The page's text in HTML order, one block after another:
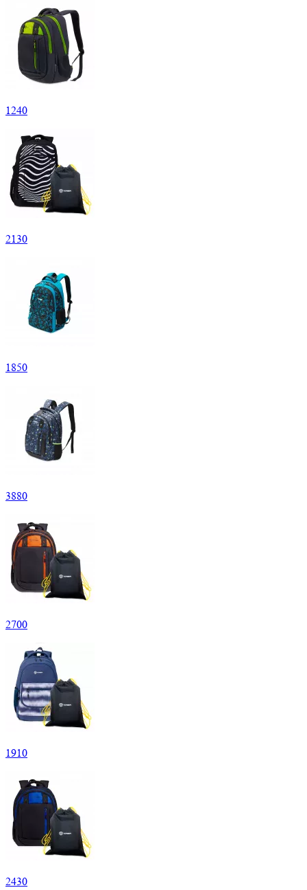
1240
2130
1850
3880
2700
1910
2430